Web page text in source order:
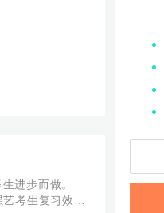
进步而做。
考生复习效